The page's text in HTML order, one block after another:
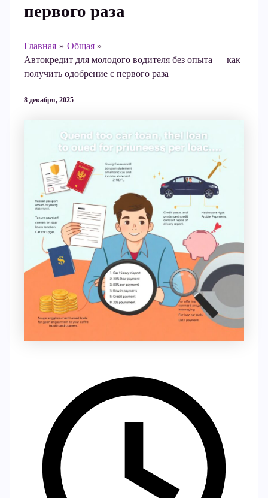
первого раза
Главная
Общая
Автокредит для молодого водителя без опыта — как
получить одобрение с первого раза
8 декабря, 2025